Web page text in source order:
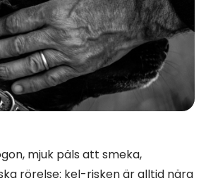
mjuk päls att smeka,
rörelse: kel-risken är alltid nära